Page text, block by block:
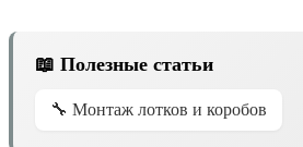
📖 Полезные статьи
🔧 Монтаж лотков и коробов